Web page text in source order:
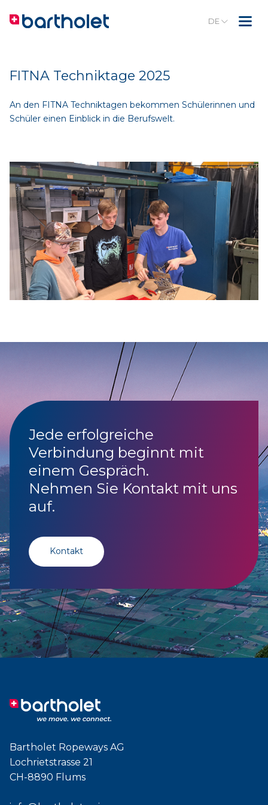
DE
FITNA Techniktage 2025
An den FITNA Techniktagen bekommen Schülerinnen und
Schüler einen Einblick in die Berufswelt.
Jede erfolgreiche
Verbindung beginnt mit
einem Gespräch.
Nehmen Sie Kontakt mit uns
auf.
Kontakt
Bartholet Ropeways AG
Lochrietstrasse 21
CH-8890 Flums